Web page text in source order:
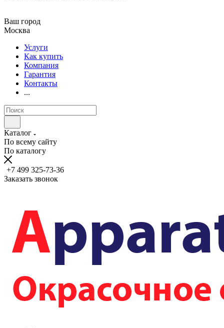
Ваш город
Москва
Услуги
Как купить
Компания
Гарантия
Контакты
...
Каталог
По всему сайту
По каталогу
+7 499 325-73-36
Заказать звонок